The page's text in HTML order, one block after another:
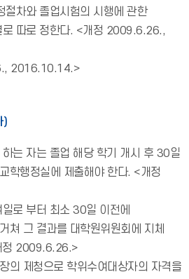
차와 졸업시험의 시행에 관한
로 따로 정한다. <개정 2009.6.26.,
2016.10.14.>
)
는 자는 졸업 해당 학기 개시 후 30일
학행정실에 제출해야 한다. <개정
로 부터 최소 30일 이전에
쳐 그 결과를 대학원위원회에 지체
정 2009.6.26.>
의 제청으로 학위수여대상자의 자격을